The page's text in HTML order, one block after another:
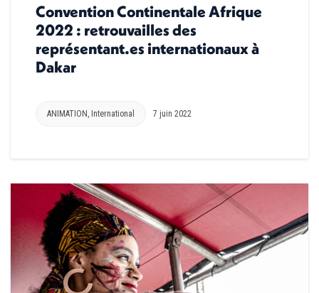
Convention Continentale Afrique
2022 : retrouvailles des
représentant.es internationaux à
Dakar
ANIMATION, International 7 juin 2022